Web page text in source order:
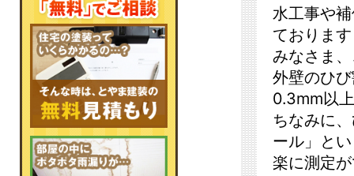
水工事や
ておりま
みなさま
外壁のひ
0.3mm以
ちなみに
ール」と
楽に測定